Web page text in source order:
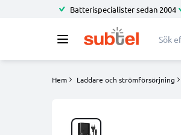
Batterispecialister sedan 2004
Hem Laddare och strömförsörjning